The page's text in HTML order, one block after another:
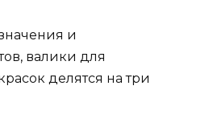
и
валики для
делятся на три